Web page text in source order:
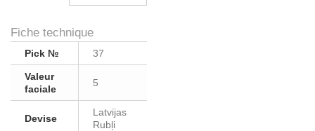
Fiche technique
Pick № 37
Valeur
faciale
5
Devise
Latvijas
Rubļi